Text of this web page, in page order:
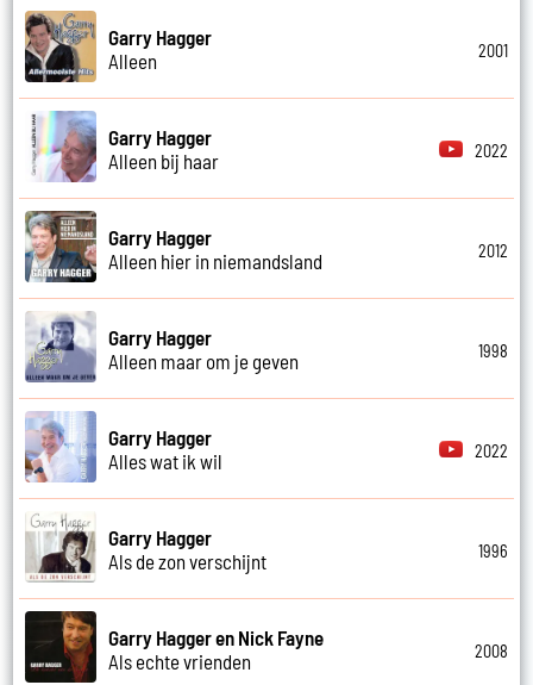
Garry Hagger
Alleen
2001
Garry Hagger
Alleen bij haar
2022
Garry Hagger
Alleen hier in niemandsland
2012
Garry Hagger
Alleen maar om je geven
1998
Garry Hagger
Alles wat ik wil
2022
Garry Hagger
Als de zon verschijnt
1996
Garry Hagger en Nick Fayne
Als echte vrienden
2008